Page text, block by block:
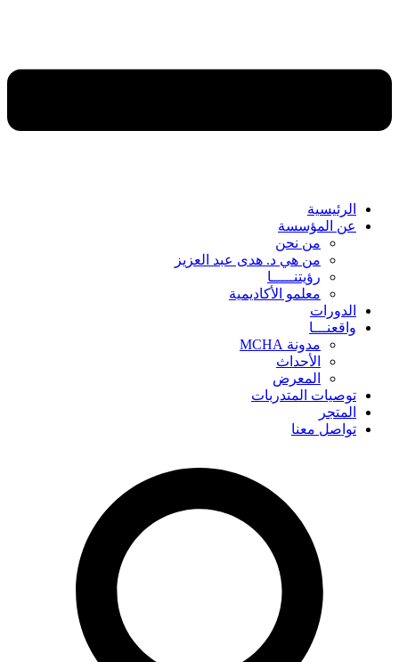
الرئيسية
عن المؤسسة
من نحن
من هي د. هدى عبد العزيز
رؤيتنـــــا
معلمو الأكاديمية
الدورات
واقعنـــا
مدونة MCHA
الأحداث
المعرض
توصيات المتدربات
المتجر
تواصل معنا